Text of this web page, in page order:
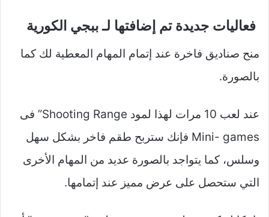
فعاليات جديدة تم إضافتها لـ ببجي الكورية
منح صناديق فاخرة عند إتمام المهام المعطية لك كما
بالصورة.
عند لعب 10 مرات لهذا لمود Shooting Range” فى
Mini- games فإنك ستربح طقم فاخر بشكل سهل
وسلس، كما يتواجد بالصورة عديد من المهام الأخرى
التي ستحصل على عرض مميز عند إتمامها.